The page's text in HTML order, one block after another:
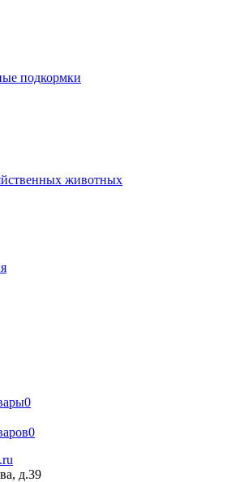
подкормки
животных
0
0
д.39